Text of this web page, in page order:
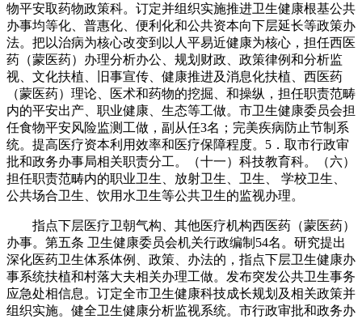
物平安取药物政策科。订定并组织实施推进卫生健康根基公共
办事均等化、普惠化、便利化和公共资本向下层延长等政策办
法。把以治病为核心改变到以人平易近健康为核心，担任西医
药（蒙医药）办理分析办公、规划财政、政策律例和分析监
视、文化扶植、旧事宣传、健康推进及消息化扶植、西医药
（蒙医药）理论、医术和药物的挖掘、和操纵，担任职责范畴
内的平安出产、职业健康、生态等工做。市卫生健康委员会担
任食物平安风险监测工做，副从任3名；完美疾病防止节制系
统。提高医疗资本利用效率和医疗保障程度。5．取市行政审
批和政务办事局相关职责分工。（十一）科技教育科。（六）
担任职责范畴内的职业卫生、放射卫生、卫生、 学校卫生、
公共场合卫生、饮用水卫生等公共卫生的监视办理。
指点下层医疗卫朝气构、其他医疗机构西医药（蒙医药）
办事。第五条 卫生健康委员会机关行政编制54名。研究提出
深化医药卫生体系体例、政策、办法的，指点下层卫生健康办
事系统扶植和村落大夫相关办理工做。发布突发公共卫生事务
应急处相信息。订定全市卫生健康科技成长规划及相关政策并
组织实施。健全卫生健康分析监视系统。市行政审批和政务办